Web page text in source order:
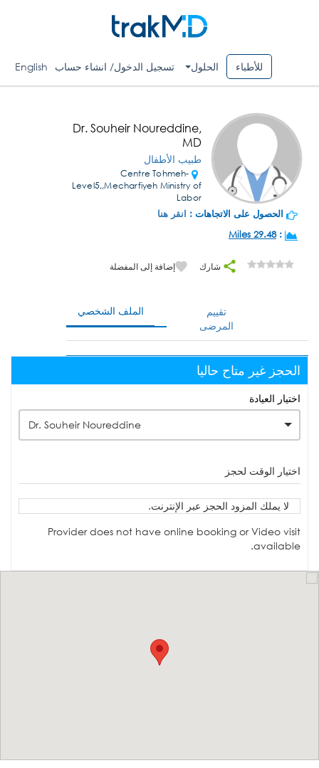
للأطباء الحلول تسجيل الدخول/ انشاء حساب English
Dr. Souheir Noureddine,
MD
طبيب الأطفال
Centre Tohmeh-
Level5,,Mecharfiyeh Ministry of
Labor
الحصول على الاتجاهات : انقر هنا
:
29.48 Miles
شارك إضافة إلى المفضلة
الملف الشخصي
تقييم
المرضى
الحجز غير متاح حاليا
اختيار العيادة
Dr. Souheir Noureddine
اختيار الوقت لحجز
لا يملك المزود الحجز عبر الإنترنت.
Provider does not have online booking or Video visit
available.